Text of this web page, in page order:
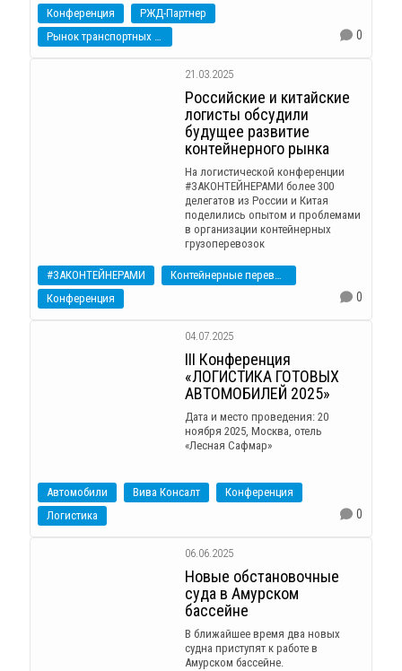
Конференция
РЖД-Партнер
Рынок транспортных услуг
0
21.03.2025
Российские и китайские
логисты обсудили
будущее развитие
контейнерного рынка
На логистической конференции
#ЗАКОНТЕЙНЕРАМИ более 300
делегатов из России и Китая
поделились опытом и проблемами
в организации контейнерных
грузоперевозок
#ЗАКОНТЕЙНЕРАМИ
Контейнерные перевозки
Конференция
0
04.07.2025
III Конференция
«ЛОГИСТИКА ГОТОВЫХ
АВТОМОБИЛЕЙ 2025»
Дата и место проведения: 20
ноября 2025, Москва, отель
«Лесная Сафмар»
Автомобили Вива Консалт
Конференция
Логистика
0
06.06.2025
Новые обстановочные
суда в Амурском
бассейне
В ближайшее время два новых
судна приступят к работе в
Амурском бассейне.